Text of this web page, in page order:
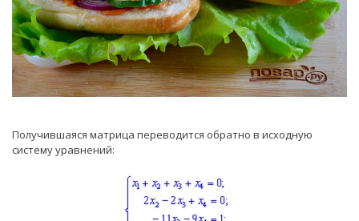
Получившаяся матрица переводится обратно в исходную
систему уравнений: